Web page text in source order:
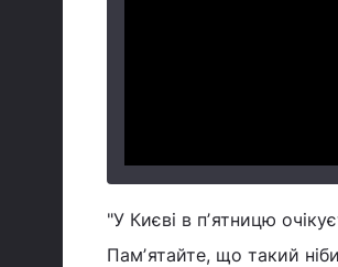
"У Києві в пʼятницю
Памʼятайте, що такий